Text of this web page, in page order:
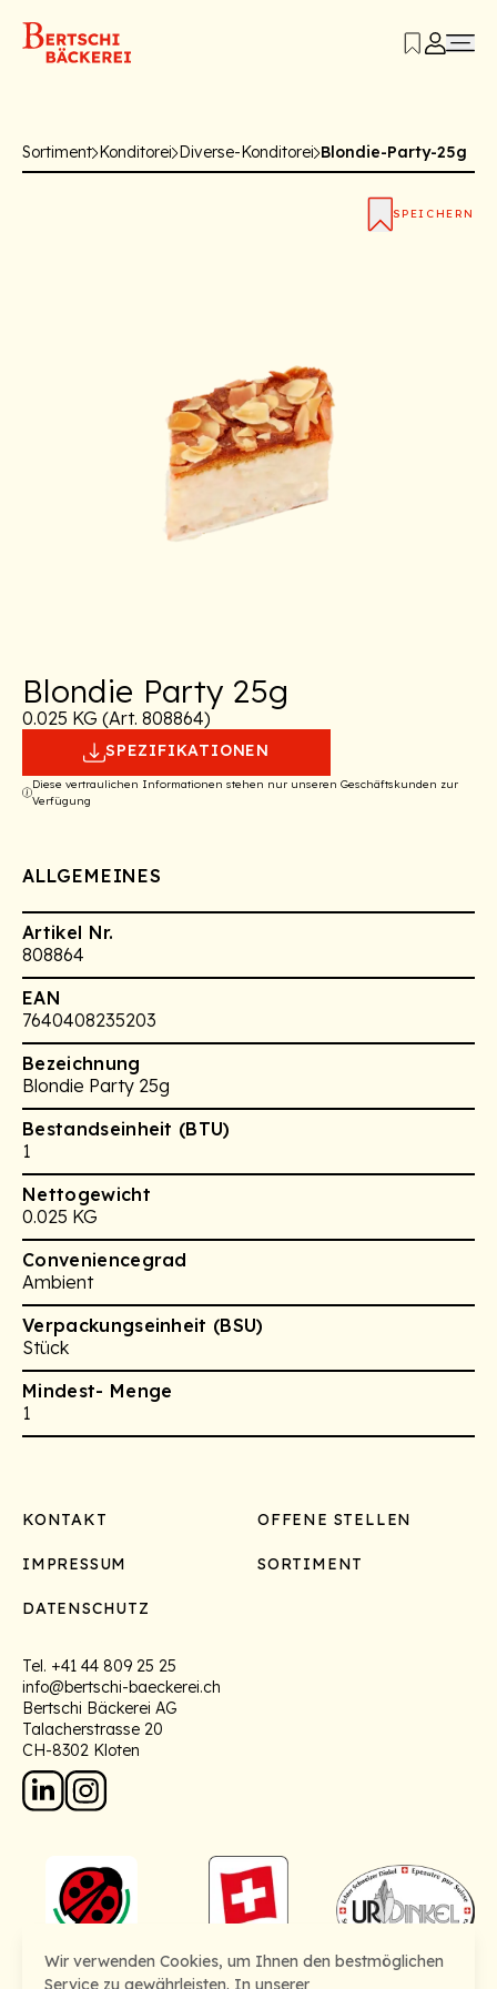
Sortiment Konditorei Diverse-Konditorei Blondie-Party-25g
SPEICHERN
Blondie Party 25g
0.025 KG (Art. 808864)
SPEZIFIKATIONEN
Diese vertraulichen Informationen stehen nur unseren Geschäftskunden zur
Verfügung
ALLGEMEINES
Artikel Nr.
808864
EAN
7640408235203
Bezeichnung
Blondie Party 25g
Bestandseinheit (BTU)
1
Nettogewicht
0.025 KG
Conveniencegrad
Ambient
Verpackungseinheit (BSU)
Stück
Mindest- Menge
1
Footer
KONTAKT OFFENE STELLEN
IMPRESSUM SORTIMENT
DATENSCHUTZ
Tel. +41 44 809 25 25
info@bertschi-baeckerei.ch
Bertschi Bäckerei AG
Talacherstrasse 20
CH-8302 Kloten
Wir verwenden Cookies, um Ihnen den bestmöglichen
Service zu gewährleisten. In unserer